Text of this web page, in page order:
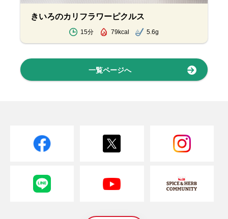
きいろのカリフラワーピクルス
15分 79kcal 5.6g
一覧ページへ